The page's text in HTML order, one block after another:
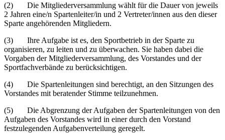
(2) Die Mitgliederversammlung wählt für die Dauer von jeweils
2 Jahren eine/n Spartenleiter/in und 2 Vertreter/innen aus den dieser
Sparte angehörenden Mitgliedern.
(3) Ihre Aufgabe ist es, den Sportbetrieb in der Sparte zu
organisieren, zu leiten und zu überwachen. Sie haben dabei die
Vorgaben der Mitgliederversammlung, des Vorstandes und der
Sportfachverbände zu berücksichtigen.
(4) Die Spartenleitungen sind berechtigt, an den Sitzungen des
Vorstandes mit beratender Stimme teilzunehmen.
(5) Die Abgrenzung der Aufgaben der Spartenleitungen von den
Aufgaben des Vorstandes wird in einer durch den Vorstand
festzulegenden Aufgabenverteilung geregelt.